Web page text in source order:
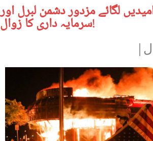
لگائے مزدور دشمن لبرل اور
سرمایہ داری کا زوال!